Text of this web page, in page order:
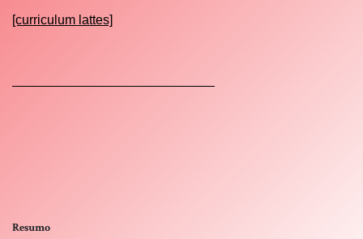
[curriculum lattes]
Resumo